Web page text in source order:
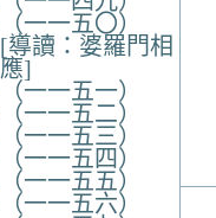
（一一五〇）
[導讀：婆羅門相
應]
（一一五一）
（一一五二）
（一一五三）
（一一五四）
（一一五五）
（一一五六）